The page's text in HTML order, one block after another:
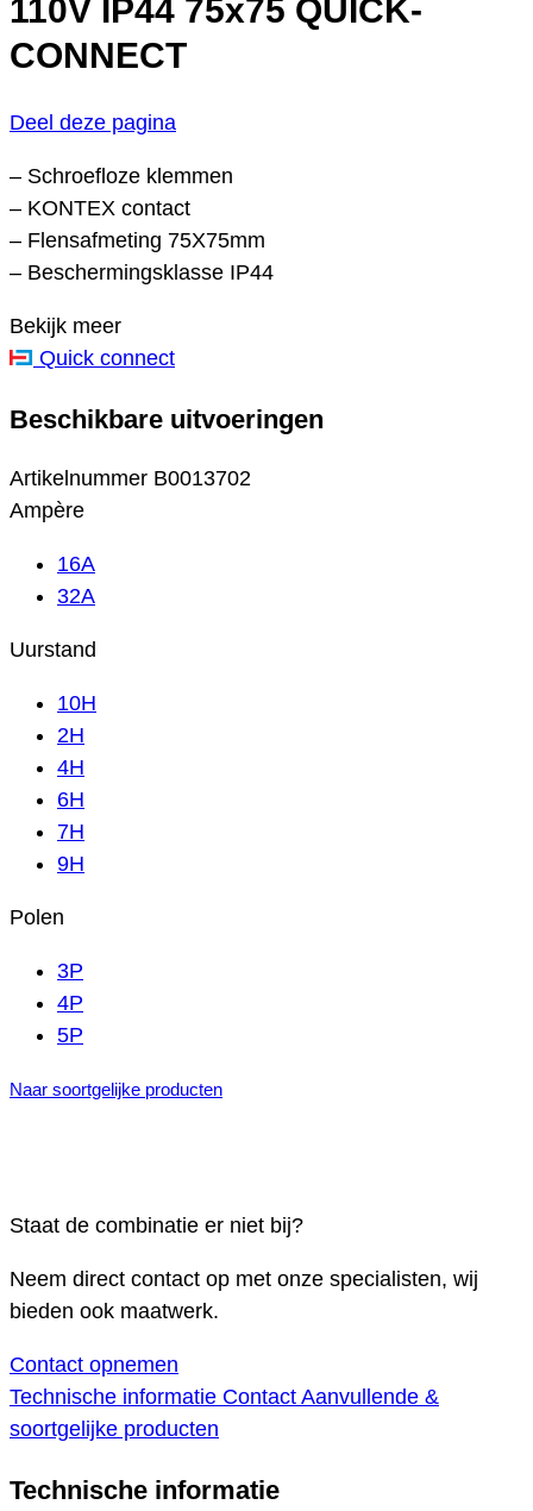
110V IP44 75x75 QUICK-
CONNECT
Deel deze pagina
– Schroefloze klemmen
– KONTEX contact
– Flensafmeting 75X75mm
– Beschermingsklasse IP44
Bekijk meer
Quick connect
Beschikbare uitvoeringen
Artikelnummer B0013702
Ampère
16A
32A
Uurstand
10H
2H
4H
6H
7H
9H
Polen
3P
4P
5P
Naar soortgelijke producten
Staat de combinatie er niet bij?
Neem direct contact op met onze specialisten, wij
bieden ook maatwerk.
Contact opnemen
Technische informatie Contact Aanvullende &
soortgelijke producten
Technische informatie